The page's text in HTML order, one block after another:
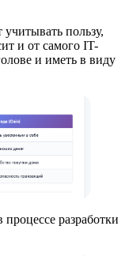
учитывать пользу,
и от самого IT-
и иметь в виду
разработки